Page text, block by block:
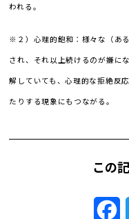
われる。
※２）心理的飽和：様々な（あ
され、それ以上続けるのが嫌に
解していても、心理的な拒絶反
たりする現象にもつながる。
この